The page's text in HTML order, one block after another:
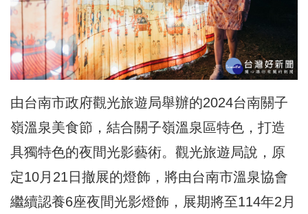
由台南市政府觀光旅遊局舉辦的2024台南關子
嶺溫泉美食節，結合關子嶺溫泉區特色，打造
具獨特色的夜間光影藝術。觀光旅遊局說，原
定10月21日撤展的燈飾，將由台南市溫泉協會
繼續認養6座夜間光影燈飾，展期將至114年2月